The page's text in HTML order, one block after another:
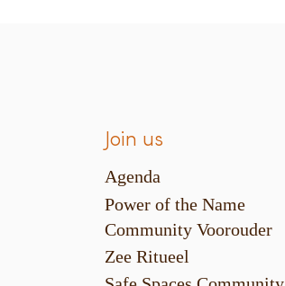
Join us
Agenda
Community Voorouder
Zee Ritueel
Power of the Name